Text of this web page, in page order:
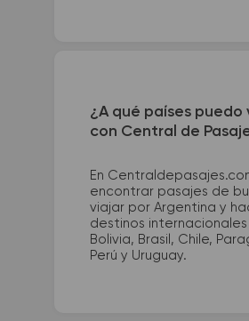
¿A qué países puedo
con Central de
En
encontrar pasajes de
viajar por Argentina y
destinos
Bolivia, Brasil, Chile,
Perú y Uruguay.